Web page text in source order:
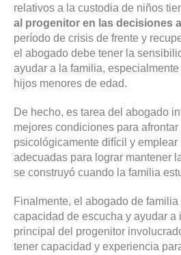
relativos a la custodia de niños
al progenitor en las decisiones
período de crisis de frente y
el abogado debe tener la
ayudar a la familia,
hijos menores de edad.
De hecho, es tarea del abogado
mejores condiciones para
psicológicamente difícil y emplear
adecuadas para lograr mantener
se construyó cuando la familia
Finalmente, el abogado de
capacidad de escucha y ayudar a
principal del progenitor
tener capacidad y experiencia